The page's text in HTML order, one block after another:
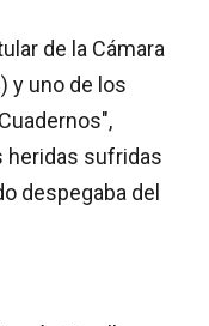
de la Cámara
y uno de los
heridas sufridas
despegaba del